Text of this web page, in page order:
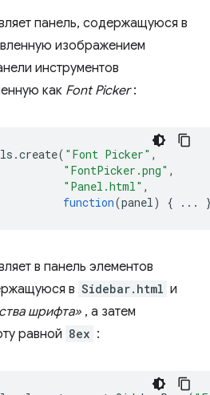
панель, содержащуюся в
изображением
инструментов
как Font Picker:
.create( "Font Picker" ,
"FontPicker.png" ,
"Panel.html" ,
function(panel) { ...
в панель элементов
в Sidebar.html и
шрифта» , а затем
равной 8ex :